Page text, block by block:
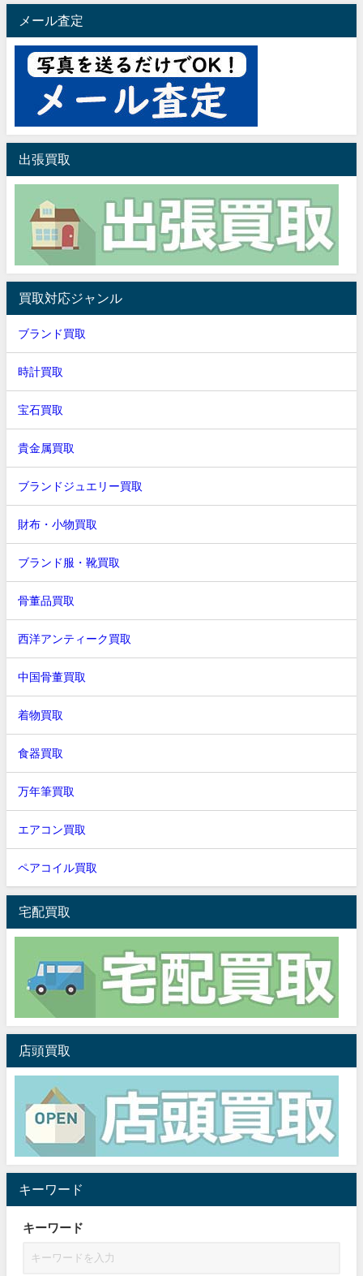
メール査定
出張買取
買取対応ジャンル
ブランド買取
時計買取
宝石買取
貴金属買取
ブランドジュエリー買取
財布・小物買取
ブランド服・靴買取
骨董品買取
西洋アンティーク買取
中国骨董買取
着物買取
食器買取
万年筆買取
エアコン買取
ペアコイル買取
宅配買取
店頭買取
キーワード
キーワード